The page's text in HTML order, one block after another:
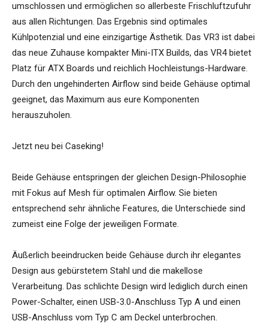
umschlossen und ermöglichen so allerbeste Frischluftzufuhr
aus allen Richtungen. Das Ergebnis sind optimales
Kühlpotenzial und eine einzigartige Ästhetik. Das VR3 ist dabei
das neue Zuhause kompakter Mini-ITX Builds, das VR4 bietet
Platz für ATX Boards und reichlich Hochleistungs-Hardware.
Durch den ungehinderten Airflow sind beide Gehäuse optimal
geeignet, das Maximum aus eure Komponenten
herauszuholen.
Jetzt neu bei Caseking!
Beide Gehäuse entspringen der gleichen Design-Philosophie
mit Fokus auf Mesh für optimalen Airflow. Sie bieten
entsprechend sehr ähnliche Features, die Unterschiede sind
zumeist eine Folge der jeweiligen Formate.
Äußerlich beeindrucken beide Gehäuse durch ihr elegantes
Design aus gebürstetem Stahl und die makellose
Verarbeitung. Das schlichte Design wird lediglich durch einen
Power-Schalter, einen USB-3.0-Anschluss Typ A und einen
USB-Anschluss vom Typ C am Deckel unterbrochen.